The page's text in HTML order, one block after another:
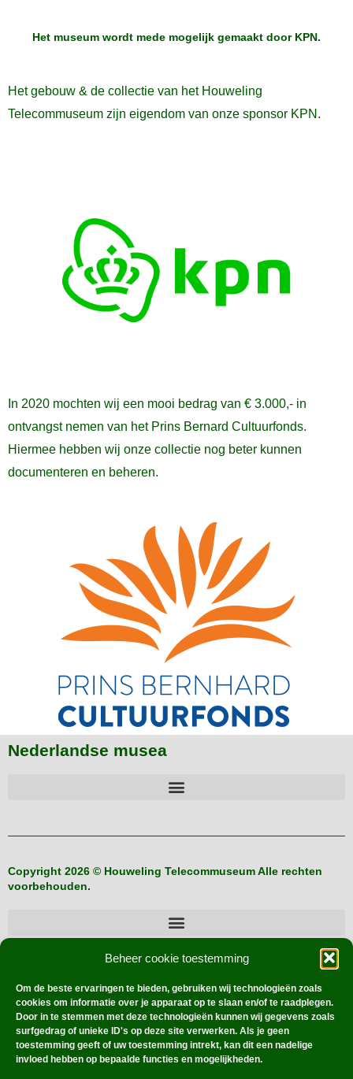
Beheer cookie toestemming
Om de beste ervaringen te bieden, gebruiken wij technologieën zoals
cookies om informatie over je apparaat op te slaan en/of te raadplegen.
Door in te stemmen met deze technologieën kunnen wij gegevens zoals
surfgedrag of unieke ID's op deze site verwerken. Als je geen
toestemming geeft of uw toestemming intrekt, kan dit een nadelige
invloed hebben op bepaalde functies en mogelijkheden.
Het museum wordt mede mogelijk gemaakt door KPN .
Het gebouw & de collectie van het Houweling
Telecommuseum zijn eigendom van onze sponsor KPN.
In 2020 mochten wij een mooi bedrag van € 3.000,- in
ontvangst nemen van het Prins Bernard Cultuurfonds.
Hiermee hebben wij onze collectie nog beter kunnen
documenteren en beheren.
Nederlandse musea
Copyright 2026 © Houweling Telecommuseum Alle rechten
voorbehouden.
Buitenlandse verzamelaars
Hoe werkt dat?